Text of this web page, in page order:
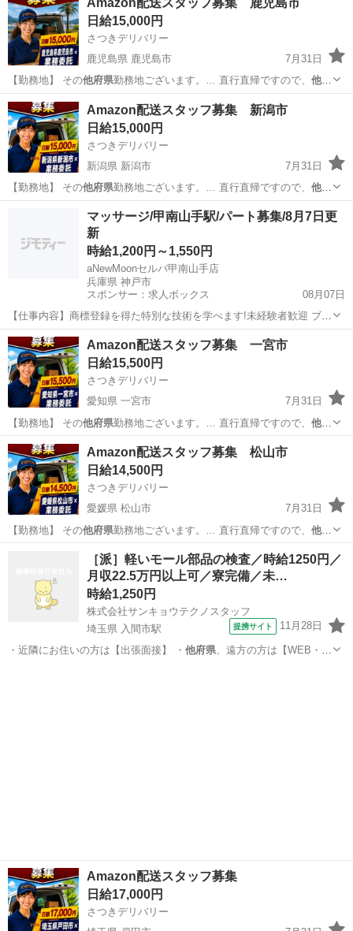
日給15,000円
さつきデリバリー
鹿児島県 鹿児島市
7月31日
【勤務地】 その他府県勤務地ございます。… 直行直帰ですので、 他府
県
にお住まいでも問題… 【勤務地】 その他府県勤務地ございます。…
直行直帰ですので、他府県にお住まいでも問題…
鹿児島 鹿児島市 物流 スタッフ
Amazon配送スタッフ募集 新潟市
日給15,000円
さつきデリバリー
新潟県 新潟市
7月31日
【勤務地】 その他府県勤務地ございます。… 直行直帰ですので、 他府
県
にお住まいでも問題… 【勤務地】 その他府県勤務地ございます。…
直行直帰ですので、 他府県にお住まいでも問題…
物流 スタッフ
マッサージ/甲南山手駅/パート募集/8月7日更
新
時給1,200円～1,550円
aNewMoonセルバ甲南山手店
兵庫県 神戸市
スポンサー：求人ボックス
08月07日
【仕事内容】商標登録を得た特別な技術を学べます!未経験者歓迎 ブラ
ンクOK <募集職種> マッサージ <仕事内容> 施術を中心とした店舗内
業務 整体60分、小顔矯正60分、整体+ヘッドマッサージ80分 整体60分
+フットリンパ(脚...
アルバイト・パート
Amazon配送スタッフ募集 一宮市
日給15,500円
さつきデリバリー
愛知県 一宮市
7月31日
【勤務地】 その他府県勤務地ございます。… 直行直帰ですので、 他府
県
にお住まいでも問題… 【勤務地】 その他府県勤務地ございます。…
直行直帰ですので、他府県にお住まいでも問題…
愛知 一宮市 スタッフ
Amazon配送スタッフ募集 松山市
日給14,500円
さつきデリバリー
愛媛県 松山市
7月31日
【勤務地】 その他府県勤務地ございます。… 直行直帰ですので、 他府
県
にお住まいでも問題… 【勤務地】 その他府県勤務地ございます。…
直行直帰ですので、他府県にお住まいでも問題…
物流 スタッフ
［派］軽いモール部品の検査／時給1250円／
月収22.5万円以上可／寮完備／未…
時給1,250円
株式会社サンキョウテクノスタッフ
埼玉県 入間市駅
提携サイト 11月28日
・近隣にお住いの方は【出張面接】 ・ 他府県、遠方の方は【WEB・
Amazon配送スタッフ募集
日給17,000円
さつきデリバリー